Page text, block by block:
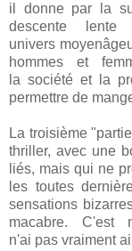
il donne par la
descente
univers
hommes et
la société et la
permettre de
La troisième
thriller, avec une
liés, mais qui ne
les toutes
sensations
macabre. C'est
n'ai pas vraiment